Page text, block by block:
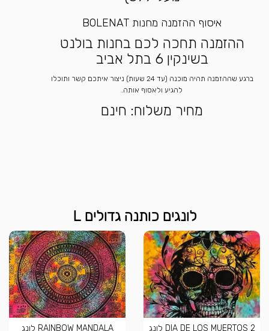
איסוף ההזמנה מחנות BOLENAT
ההזמנה תחכה לכם בחנות בולנט
בשינקין 6 בתל אביב
ברגע שההזמנה תהיה מוכנה (עד 24 שעות) ניצור איתכם קשר ותוכלו
להגיע ולאסוף אותה.
מחיר משלוח: חינם
לונגים כותנה גדולים L
DIA DE LOS MUERTOS 2 לונג RAINBOW MANDALA לונג